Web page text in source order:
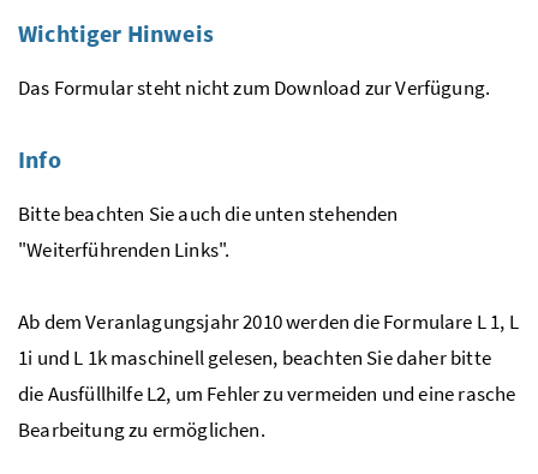
Wichtiger Hinweis
Das Formular steht nicht zum Download zur Verfügung.
Info
Bitte beachten Sie auch die unten stehenden
"Weiterführenden Links".
Ab dem Veranlagungsjahr 2010 werden die Formulare L 1, L
1i und L 1k maschinell gelesen, beachten Sie daher bitte
die Ausfüllhilfe L2, um Fehler zu vermeiden und eine rasche
Bearbeitung zu ermöglichen.